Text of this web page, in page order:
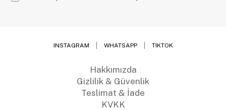
INSTAGRAM WHATSAPP TIKTOK
Hakkımızda
Gizlilik & Güvenlik
Teslimat & İade
KVKK